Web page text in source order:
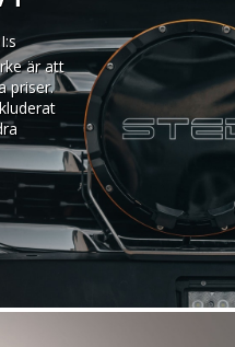
är att
priser.